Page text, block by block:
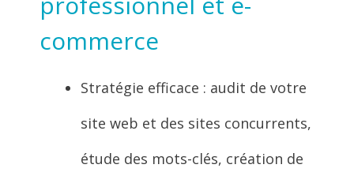
commerce
Stratégie efficace : audit de votre
site web et des sites concurrents,
étude des mots-clés, création de